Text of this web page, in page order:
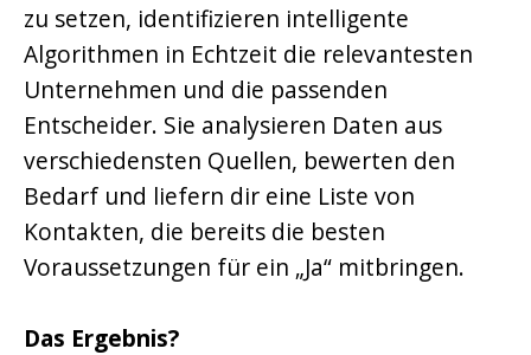
zu setzen, identifizieren intelligente
Algorithmen in Echtzeit die relevantesten
Unternehmen und die passenden
Entscheider. Sie analysieren Daten aus
verschiedensten Quellen, bewerten den
Bedarf und liefern dir eine Liste von
Kontakten, die bereits die besten
Voraussetzungen für ein „Ja“ mitbringen.
Das Ergebnis?